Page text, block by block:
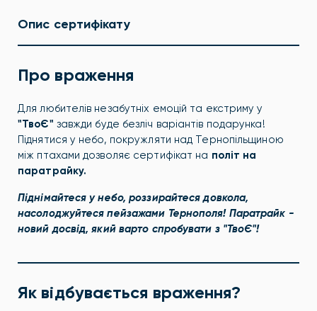
Опис сертифікату
Про враження
Для любителів незабутніх емоцій та екстриму у
"ТвоЄ" завжди буде безліч варіантів подарунка!
Піднятися у небо, покружляти над Тернопільщиною
між птахами дозволяє сертифікат на політ на
паратрайку.
Піднімайтеся у небо, роззирайтеся довкола,
насолоджуйтеся пейзажами Тернополя! Паратрайк -
новий досвід, який варто спробувати з "ТвоЄ"!
Як відбувається враження?